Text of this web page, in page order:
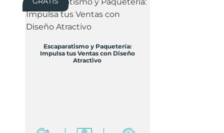
Escaparatismo y Paquetería:
Impulsa tus Ventas con Diseño
Atractivo